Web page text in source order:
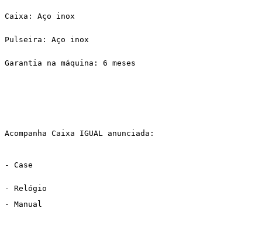
Caixa: Aço inox
Pulseira: Aço inox
Garantia na máquina: 6 meses
Acompanha Caixa IGUAL anunciada:
- Case
- Relógio
- Manual